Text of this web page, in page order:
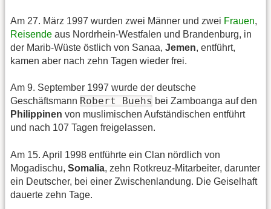
Am 27. März 1997 wurden zwei Männer und zwei Frauen,
Reisende aus Nordrhein-Westfalen und Brandenburg, in
der Marib-Wüste östlich von Sanaa, Jemen, entführt,
kamen aber nach zehn Tagen wieder frei.
Am 9. September 1997 wurde der deutsche
Geschäftsmann Robert Buehs bei Zamboanga auf den
Philippinen von muslimischen Aufständischen entführt
und nach 107 Tagen freigelassen.
Am 15. April 1998 entführte ein Clan nördlich von
Mogadischu, Somalia, zehn Rotkreuz-Mitarbeiter, darunter
ein Deutscher, bei einer Zwischenlandung. Die Geiselhaft
dauerte zehn Tage.